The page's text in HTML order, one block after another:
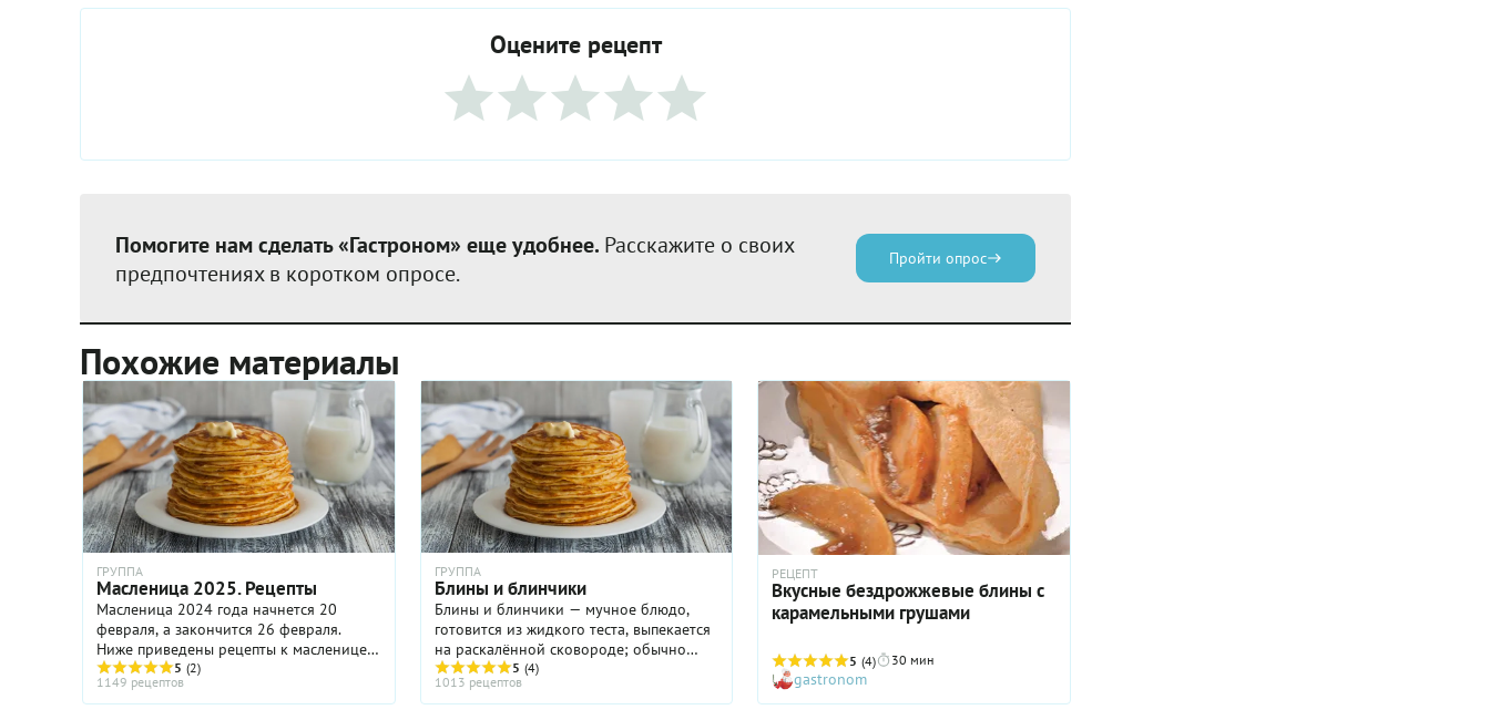
Оцените рецепт
Помогите нам сделать «Гастроном» еще удобнее. Расскажите о своих
предпочтениях в коротком опросе.
Пройти опрос
Похожие материалы
ГРУППА
Масленица 2025. Рецепты
Масленица 2024 года начнется 20
февраля, а закончится 26 февраля.
Ниже приведены рецепты к масленице
от Гастронома. Последнюю «седмицу» (т.
е. неделю) перед постом церковь
называет «сырной»; в народе ...
5 (2)
1149 рецептов
ГРУППА
Блины и блинчики
Блины и блинчики — мучное блюдо,
готовится из жидкого теста, выпекается
на раскалённой сковороде; обычно
имеет круглую форму. Блины,
возможно, были первым блюдом,
которое стали готовить из муки. ...
5 (4)
1013 рецептов
РЕЦЕПТ
Вкусные бездрожжевые блины с
карамельными грушами
5 (4) 30 мин
gastronom